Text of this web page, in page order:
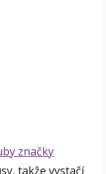
značky
takže vystačí